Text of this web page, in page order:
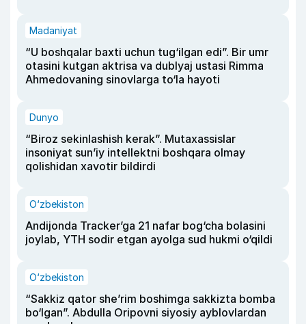
Madaniyat
“U boshqalar baxti uchun tug‘ilgan edi”. Bir umr
otasini kutgan aktrisa va dublyaj ustasi Rimma
Ahmedovaning sinovlarga to‘la hayoti
Dunyo
“Biroz sekinlashish kerak”. Mutaxassislar
insoniyat sun’iy intellektni boshqara olmay
qolishidan xavotir bildirdi
O‘zbekiston
Andijonda Tracker’ga 21 nafar bog‘cha bolasini
joylab, YTH sodir etgan ayolga sud hukmi o‘qildi
O‘zbekiston
“Sakkiz qator she’rim boshimga sakkizta bomba
bo‘lgan”. Abdulla Oripovni siyosiy ayblovlardan